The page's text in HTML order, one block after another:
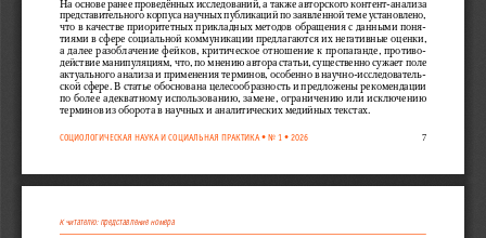
СОЦИОЛОГИЧЕСКАЯ НАУКА И СОЦИАЛЬНАЯ ПРАКТИКА • No 1 • 2026 7
представительного корпуса научных публикаций по заявленной теме установлено,
что в качестве приоритетных прикладных методов обращения с данными поня-
тиями в сфере социальной коммуникации предлагаются их негативные оценки,
а далее разоблачение фейков, критическое отношение к пропаганде, противо-
действие манипуляциям, что, по мнению автора статьи, существенно сужает поле
актуального анализа и применения терминов, особенно в научно-исследователь-
ской сфере. В статье обоснована целесообразность и предложены рекомендации
по более адекватному использованию, замене, ограничению или исключению
терминов из оборота в научных и аналитических медийных текстах.
К читателю: представление номера